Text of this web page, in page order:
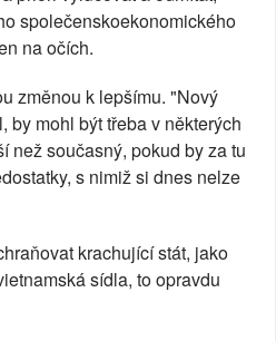
společenskoekonomického
na očích.
změnou k lepšímu. "Nový
by mohl být třeba v některých
než současný, pokud by za tu
s nimiž si dnes nelze
krachující stát, jako
sídla, to opravdu